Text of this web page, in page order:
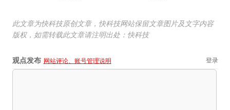
此文章为快科技原创文章，快科技网站保留文章图片及文字内容
版权，如需转载此文章请注明出处：快科技
观点发布 网站评论、账号管理说明 登录